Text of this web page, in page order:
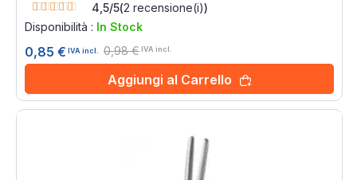
Rating:
4,5/5(2 recensione(i))
Disponibilità : In Stock
0,85 € IVA incl. 0,98 € IVA incl.
Aggiungi al Carrello